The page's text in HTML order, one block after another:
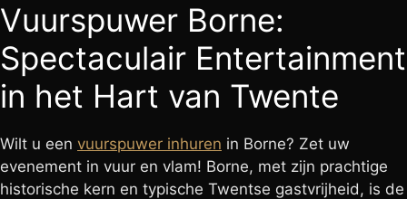
Vuurspuwer Borne:
Spectaculair Entertainment
in het Hart van Twente
Wilt u een vuurspuwer inhuren in Borne? Zet uw
evenement in vuur en vlam! Borne, met zijn prachtige
historische kern en typische Twentse gastvrijheid, is de